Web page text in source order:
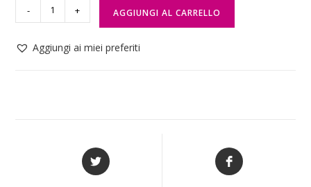
- + AGGIUNGI AL CARRELLO
Aggiungi ai miei preferiti